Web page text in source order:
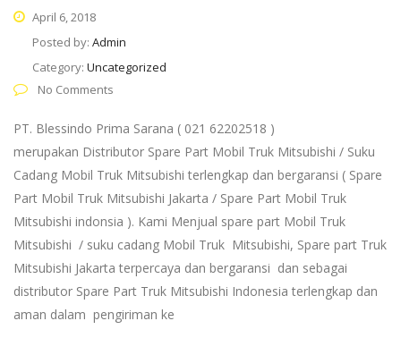
April 6, 2018
Posted by: Admin
Category: Uncategorized
No Comments
PT. Blessindo Prima Sarana ( 021 62202518 )
merupakan Distributor Spare Part Mobil Truk Mitsubishi / Suku
Cadang Mobil Truk Mitsubishi terlengkap dan bergaransi ( Spare
Part Mobil Truk Mitsubishi Jakarta / Spare Part Mobil Truk
Mitsubishi indonsia ). Kami Menjual spare part Mobil Truk
Mitsubishi / suku cadang Mobil Truk Mitsubishi, Spare part Truk
Mitsubishi Jakarta terpercaya dan bergaransi dan sebagai
distributor Spare Part Truk Mitsubishi Indonesia terlengkap dan
aman dalam pengiriman ke